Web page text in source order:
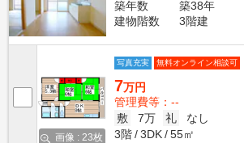
築年数
築38年
建物階数
3階建
画像 : 23枚
写真充実 無料オンライン相談可
7万円
管理費等：--
敷
7万 礼
なし
3階
3DK 55㎡